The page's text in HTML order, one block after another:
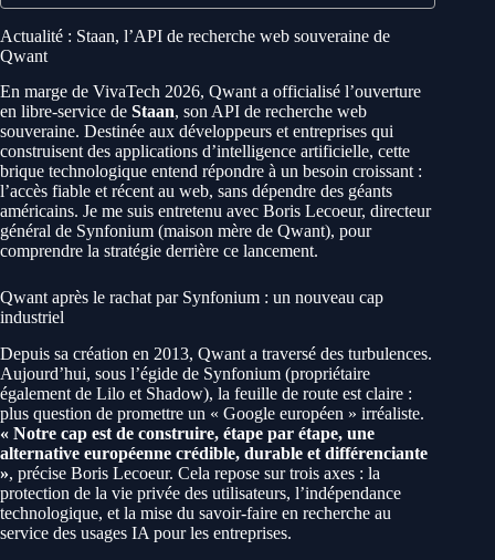
Actualité : Staan, l’API de recherche web souveraine de
Qwant
En marge de VivaTech 2026, Qwant a officialisé l’ouverture
en libre-service de Staan, son API de recherche web
souveraine. Destinée aux développeurs et entreprises qui
construisent des applications d’intelligence artificielle, cette
brique technologique entend répondre à un besoin croissant :
l’accès fiable et récent au web, sans dépendre des géants
américains. Je me suis entretenu avec Boris Lecoeur, directeur
général de Synfonium (maison mère de Qwant), pour
comprendre la stratégie derrière ce lancement.
Qwant après le rachat par Synfonium : un nouveau cap
industriel
Depuis sa création en 2013, Qwant a traversé des turbulences.
Aujourd’hui, sous l’égide de Synfonium (propriétaire
également de Lilo et Shadow), la feuille de route est claire :
plus question de promettre un « Google européen » irréaliste.
« Notre cap est de construire, étape par étape, une
alternative européenne crédible, durable et différenciante
», précise Boris Lecoeur. Cela repose sur trois axes : la
protection de la vie privée des utilisateurs, l’indépendance
technologique, et la mise du savoir-faire en recherche au
service des usages IA pour les entreprises.